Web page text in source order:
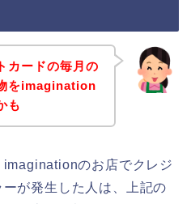
カードの毎月の
をimagination
も
のお店でクレジ
が発生した人は、上記の